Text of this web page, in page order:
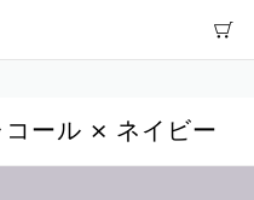
ール × ネイビー